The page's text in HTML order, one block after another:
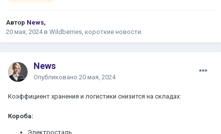
Автор News,
20 мая, 2024в Wildberries, короткие новости.
News
Опубликовано 20 мая, 2024
Коэффициент хранения и логистики снизится на складах:
Короба:
Электросталь